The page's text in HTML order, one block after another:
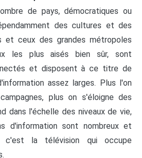
de pays, démocratiques ou
des cultures et des
et ceux des grandes métropoles
les plus aisés bien sûr, sont
et disposent à ce titre de
assez larges. Plus l'on
plus on s'éloigne des
dans l'échelle des niveaux de vie,
d'information sont nombreux et
c'est la télévision qui occupe